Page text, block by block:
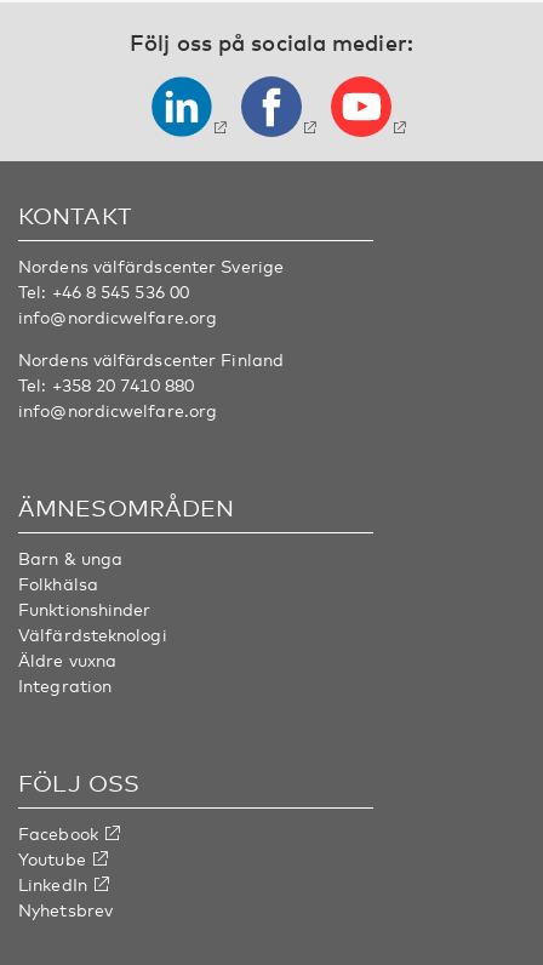
Följ oss på sociala medier:
KONTAKT
Nordens välfärdscenter Sverige
Tel: +46 8 545 536 00
info@nordicwelfare.org
Nordens välfärdscenter Finland
Tel: +358 20 7410 880
info@nordicwelfare.org
ÄMNESOMRÅDEN
Barn & unga
Folkhälsa
Funktionshinder
Välfärdsteknologi
Äldre vuxna
Integration
FÖLJ OSS
Facebook
Youtube
LinkedIn
Nyhetsbrev